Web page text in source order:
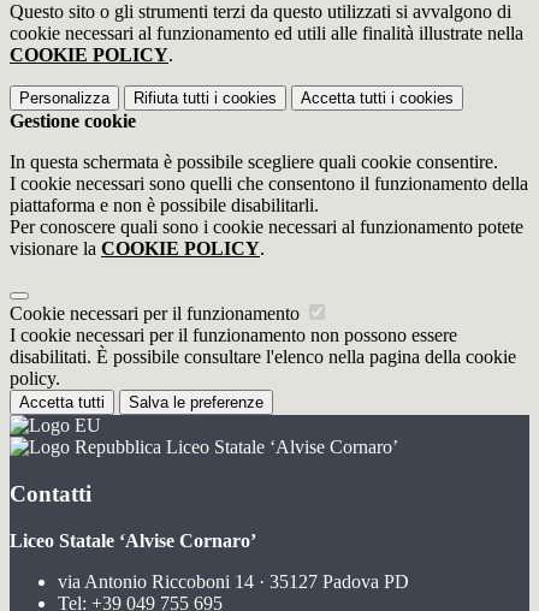
Questo sito o gli strumenti terzi da questo utilizzati si avvalgono di
cookie necessari al funzionamento ed utili alle finalità illustrate nella
COOKIE POLICY.
Personalizza Rifiuta tutti i cookies Accetta tutti i cookies
Gestione cookie
In questa schermata è possibile scegliere quali cookie consentire.
I cookie necessari sono quelli che consentono il funzionamento della
piattaforma e non è possibile disabilitarli.
Per conoscere quali sono i cookie necessari al funzionamento potete
visionare la COOKIE POLICY.
Cookie necessari per il funzionamento
I cookie necessari per il funzionamento non possono essere
disabilitati. È possibile consultare l'elenco nella pagina della cookie
policy.
Accetta tutti Salva le preferenze
Liceo Statale ‘Alvise Cornaro’
Contatti
Liceo Statale ‘Alvise Cornaro’
via Antonio Riccoboni 14 · 35127 Padova PD
Tel: +39 049 755 695